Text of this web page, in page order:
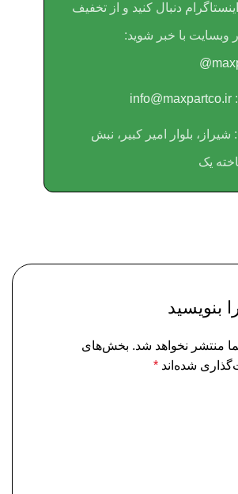
دنبال کنید و از تخفیف
وبسایت با خبر شوید:
info@maxpartco.ir
شیراز، بلوار امیر کبیر، نبش
یک
بنویسید
منتشر نخواهد شد. بخش‌های
شده‌اند *